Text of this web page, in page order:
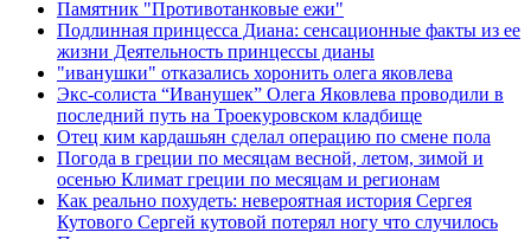
Памятник "Противотанковые ежи"
Подлинная принцесса Диана: сенсационные факты из ее
жизни Деятельность принцессы дианы
"иванушки" отказались хоронить олега яковлева
Экс-солиста “Иванушек” Олега Яковлева проводили в
последний путь на Троекуровском кладбище
Отец ким кардашьян сделал операцию по смене пола
Погода в греции по месяцам весной, летом, зимой и
осенью Климат греции по месяцам и регионам
Как реально похудеть: невероятная история Сергея
Кутового Сергей кутовой потерял ногу что случилось